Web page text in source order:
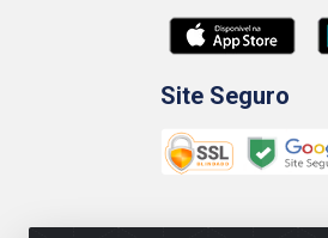
Site Seguro